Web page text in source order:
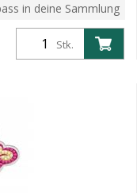
in deine Sammlung
Kits! Diese
nostalgisc...
Stk.